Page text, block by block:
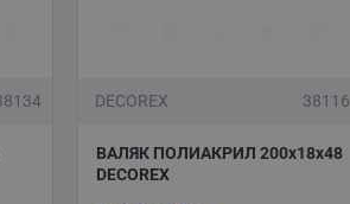
DECOREX 38116
ВАЛЯК ПОЛИАКРИЛ 200x18х48
DECOREX